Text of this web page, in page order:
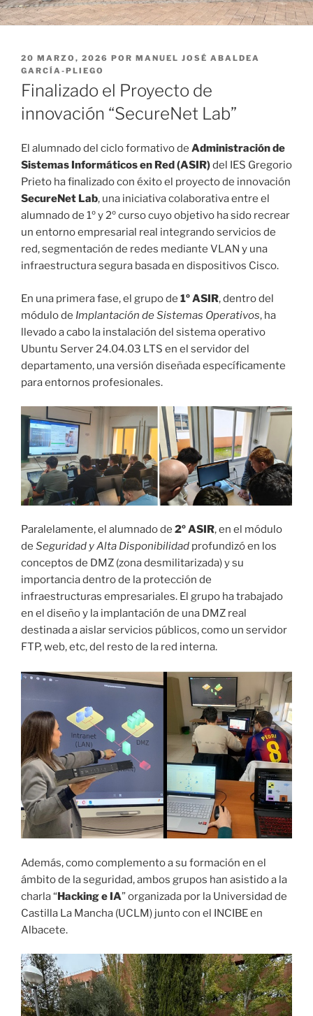
PUBLICADO
EL
20 MARZO, 2026 POR MANUEL JOSÉ ABALDEA
GARCÍA-PLIEGO
Finalizado el Proyecto de
innovación “SecureNet Lab”
El alumnado del ciclo formativo de Administración de
Sistemas Informáticos en Red (ASIR)del IES Gregorio
Prieto ha finalizado con éxito el proyecto de innovación
SecureNet Lab, una iniciativa colaborativa entre el
alumnado de 1º y 2º curso cuyo objetivo ha sido recrear
un entorno empresarial real integrando servicios de
red, segmentación de redes mediante VLAN y una
infraestructura segura basada en dispositivos Cisco.
En una primera fase, el grupo de 1º ASIR, dentro del
módulo de Implantación de Sistemas Operativos, ha
llevado a cabo la instalación del sistema operativo
Ubuntu Server 24.04.03 LTS en el servidor del
departamento, una versión diseñada específicamente
para entornos profesionales.
Paralelamente, el alumnado de 2º ASIR, en el módulo
de Seguridad y Alta Disponibilidad profundizó en los
conceptos de DMZ (zona desmilitarizada) y su
importancia dentro de la protección de
infraestructuras empresariales. El grupo ha trabajado
en el diseño y la implantación de una DMZ real
destinada a aislar servicios públicos, como un servidor
FTP, web, etc, del resto de la red interna.
Además, como complemento a su formación en el
ámbito de la seguridad, ambos grupos han asistido a la
charla “Hacking e IA” organizada por la Universidad de
Castilla La Mancha (UCLM) junto con el INCIBE en
Albacete.